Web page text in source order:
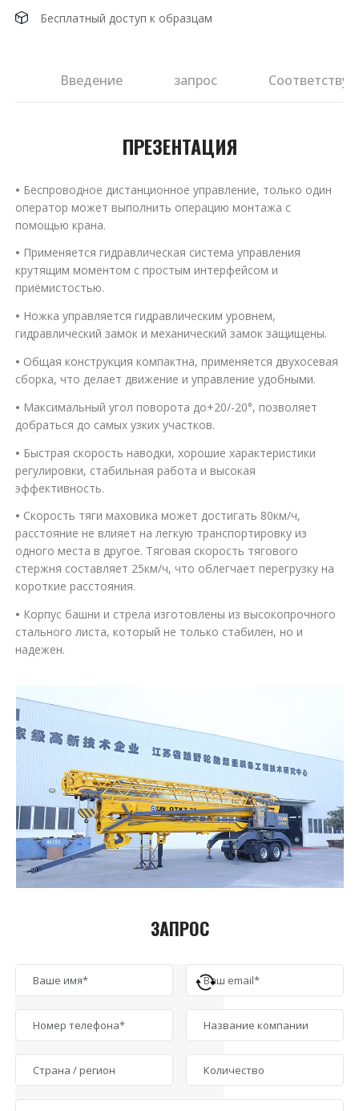
Бесплатный доступ к образцам
Введение запрос
ПРЕЗЕНТАЦИЯ
• Беспроводное дистанционное управление, только один
оператор может выполнить операцию монтажа с
помощью крана.
• Применяется гидравлическая система управления
крутящим моментом с простым интерфейсом и
приёмистостью.
• Ножка управляется гидравлическим уровнем,
гидравлический замок и механический замок защищены.
• Общая конструкция компактна, применяется двухосевая
сборка, что делает движение и управление удобными.
• Максимальный угол поворота до+20/-20°, позволяет
добраться до самых узких участков.
• Быстрая скорость наводки, хорошие характеристики
регулировки, стабильная работа и высокая
эффективность.
• Скорость тяги маховика может достигать 80км/ч,
расстояние не влияет на легкую транспортировку из
одного места в другое. Тяговая скорость тягового
стержня составляет 25км/ч, что облегчает перегрузку на
короткие расстояния.
• Корпус башни и стрела изготовлены из высокопрочного
стального листа, который не только стабилен, но и
надежен.
ЗАПРОС